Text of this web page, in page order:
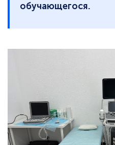
обучающегося.